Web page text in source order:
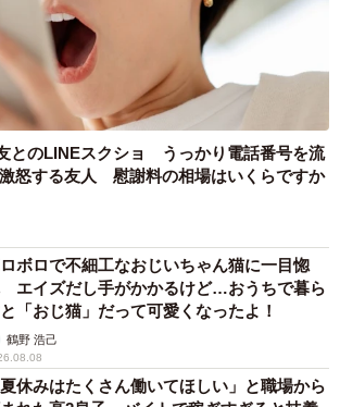
とのLINEスクショ うっかり電話番号を流
怒する友人 慰謝料の相場はいくらですか
ボロで不細工なおじいちゃん猫に一目惚
エイズだし手がかかるけど…おうちで暮ら
「おじ猫」だって可愛くなったよ！
鶴野 浩己
夏休みはたくさん働いてほしい」と職場から